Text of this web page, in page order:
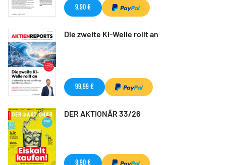
9,90 €
Die zweite KI-Welle rollt an
99,99 €
DER AKTIONÄR 33/26
8,90 €